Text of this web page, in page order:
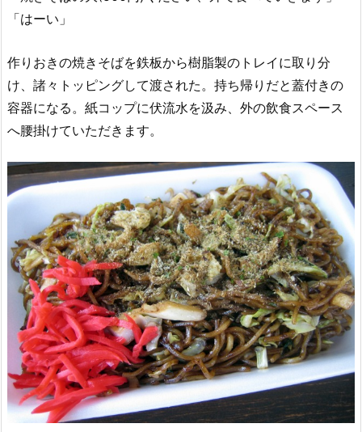
「はーい」
作りおきの焼きそばを鉄板から樹脂製のトレイに取り分
け、諸々トッピングして渡された。持ち帰りだと蓋付きの
容器になる。紙コップに伏流水を汲み、外の飲食スペース
へ腰掛けていただきます。